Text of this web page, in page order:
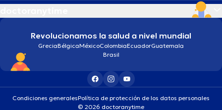
Revolucionamos la salud a nivel mundial
GreciaBélgicaMéxicoColombiaEcuadorGuatemala
Brasil
Condiciones generalesPolítica de protección de los datos personales
© 2026 doctoranytime